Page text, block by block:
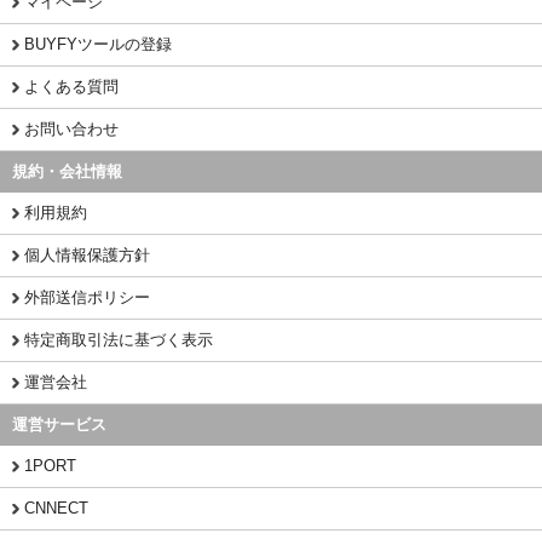
BUYFYツールの登録
よくある質問
お問い合わせ
規約・会社情報
利用規約
個人情報保護方針
外部送信ポリシー
特定商取引法に基づく表示
運営会社
運営サービス
1PORT
CNNECT